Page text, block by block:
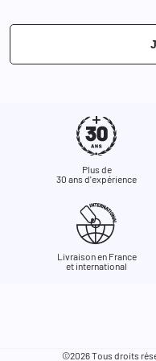
Plus de
30 ans d'expérience
Livraison en France
et international
©2026 Tous droits